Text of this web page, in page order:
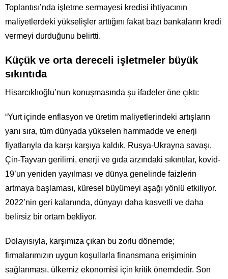
Toplantısı’nda işletme sermayesi kredisi ihtiyacının
maliyetlerdeki yükselişler arttığını fakat bazı bankaların kredi
vermeyi durduğunu belirtti.
Küçük ve orta dereceli işletmeler büyük
sıkıntıda
Hisarcıklıoğlu’nun konuşmasında şu ifadeler öne çıktı:
“Yurt içinde enflasyon ve üretim maliyetlerindeki artışların
yanı sıra, tüm dünyada yükselen hammadde ve enerji
fiyatlarıyla da karşı karşıya kaldık. Rusya-Ukrayna savaşı,
Çin-Tayvan gerilimi, enerji ve gıda arzındaki sıkıntılar, kovid-
19’un yeniden yayılması ve dünya genelinde faizlerin
artmaya başlaması, küresel büyümeyi aşağı yönlü etkiliyor.
2022’nin geri kalanında, dünyayı daha kasvetli ve daha
belirsiz bir ortam bekliyor.
Dolayısıyla, karşımıza çıkan bu zorlu dönemde;
firmalarımızın uygun koşullarla finansmana erişiminin
sağlanması, ülkemiz ekonomisi için kritik önemdedir. Son